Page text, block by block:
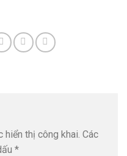
thị công khai. Các
*